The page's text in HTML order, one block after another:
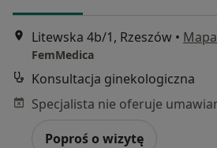
Litewska 4b/1, Rzeszów • Mapa
FemMedica
Konsultacja ginekologiczna
Poproś o wizytę